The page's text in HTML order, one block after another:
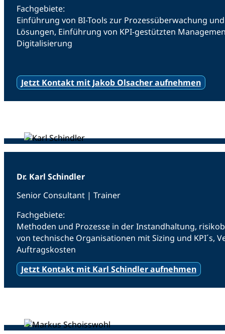
Fachgebiete:
Einführung von BI-Tools zur Prozessüberwachung
Lösungen, Einführung von KPI-gestützten
Digitalisierung
Jetzt Kontakt mit Jakob Olsacher aufnehmen
Dr. Karl Schindler
Senior Consultant | Trainer
Fachgebiete:
Methoden und Prozesse in der Instandhaltung,
von technische Organisationen mit Sizing und
Auftragskosten
Jetzt Kontakt mit Karl Schindler aufnehmen